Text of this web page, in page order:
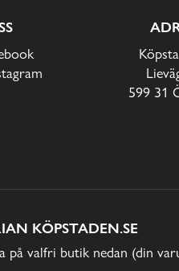
599 31
KÖPSTADEN.SE
på valfri butik nedan (din